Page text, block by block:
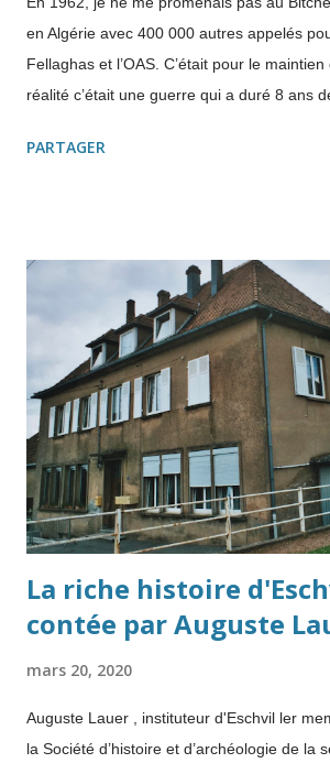
en Algérie avec 400 000 autres appelés
Fellaghas et l’OAS. C’était pour le
réalité c’était une guerre qui a duré 8 ans
voulait une décolonisation en douceur".
"République autonome" . Puis il jette
a plus d’autres solutions que les
Toute sa vie, Abbas aura rêvé d’une
douceur" , écrit Charles-Robert Ageron
l’Algérie algérienne . Le maintien de
guerre Elle a opposé l'armée française à
nationalistes al...
PARTAGER
La riche histoire
contée par Auguste
mars 20, 2020
Auguste Lauer , instituteur d'Eschvil ler
la Société d’histoire et d’archéologie de la